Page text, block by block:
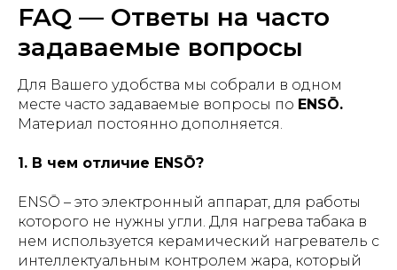
FAQ — Ответы на часто
задаваемые вопросы
Для Вашего удобства мы собрали в одном
месте часто задаваемые вопросы по ENSŌ.
Материал постоянно дополняется.
1. В чем отличие ENSŌ?
ENSŌ – это электронный аппарат, для работы
которого не нужны угли. Для нагрева табака в
нем используется керамический нагреватель с
интеллектуальным контролем жара, который